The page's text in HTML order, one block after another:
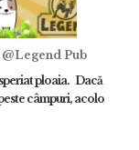
Pub
ploaia. Dacă
câmpuri, acolo